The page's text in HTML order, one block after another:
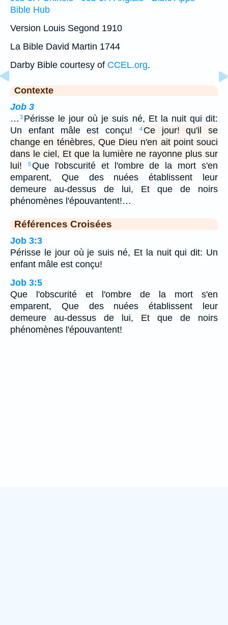
Bible Hub
Version Louis Segond 1910
La Bible David Martin 1744
Darby Bible courtesy of CCEL.org.
Contexte
Job 3
… 3 Périsse le jour où je suis né, Et la nuit qui dit:
Un enfant mâle est conçu!
4 Ce jour! qu'il se
change en ténèbres, Que Dieu n'en ait point souci
dans le ciel, Et que la lumière ne rayonne plus sur
lui!
5Que l'obscurité et l'ombre de la mort s'en
emparent, Que des nuées établissent leur
demeure au-dessus de lui, Et que de noirs
phénomènes l'épouvantent!…
Références Croisées
Job 3:3
Périsse le jour où je suis né, Et la nuit qui dit: Un
enfant mâle est conçu!
Job 3:5
Que l'obscurité et l'ombre de la mort s'en
emparent, Que des nuées établissent leur
demeure au-dessus de lui, Et que de noirs
phénomènes l'épouvantent!